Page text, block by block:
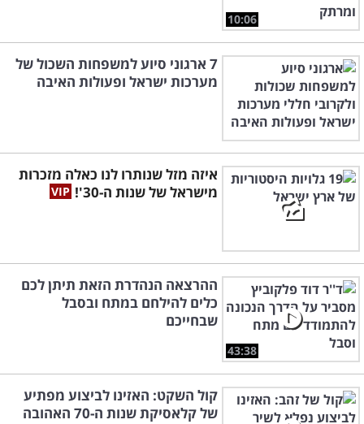
10:06
7 ארגוני סיוע למשפחות השכול של
מערכות ישראל ופעולות האיבה
איזה מזל שנותרו לנו כאלה מזכרות
מישראל של שנות ה-30'!
43:38
ההרצאה הנהדרת הזאת תיתן לכם
כלים להילחם במתח ובסבל
שבחייכם
קול השקט: האזינו לביצוע מפתיע
של קלאסיקת שנות ה-70 האהובה